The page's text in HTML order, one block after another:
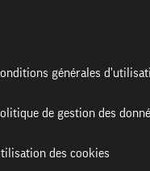
générales
de gestion des
des cookies